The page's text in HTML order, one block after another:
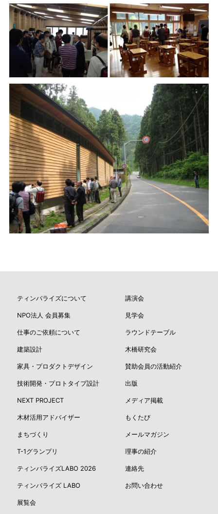
ティンバライズについて
NPO法人 会員募集
仕事のご依頼について
建築設計
家具・プロダクトデザイン
技術開発・プロトタイプ設計
NEXT PROJECT
木材活用アドバイザー
まちづくり
T-1グランプリ
ティンバライズLABO 2026
ティンバライズ LABO
展覧会
講演会
見学会
ラウンドテーブル
木橋研究会
賛助会員の活動紹介
出版
メディア掲載
もくたび
メールマガジン
理事の紹介
連絡先
お問い合わせ